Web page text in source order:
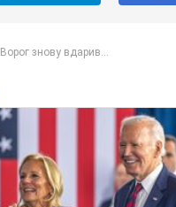
Ворог знову вдарив...